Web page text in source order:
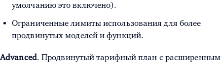
умолчанию это включено).
Ограниченные лимиты использования для более
продвинутых моделей и функций.
Advanced. Продвинутый тарифный план с расширенным